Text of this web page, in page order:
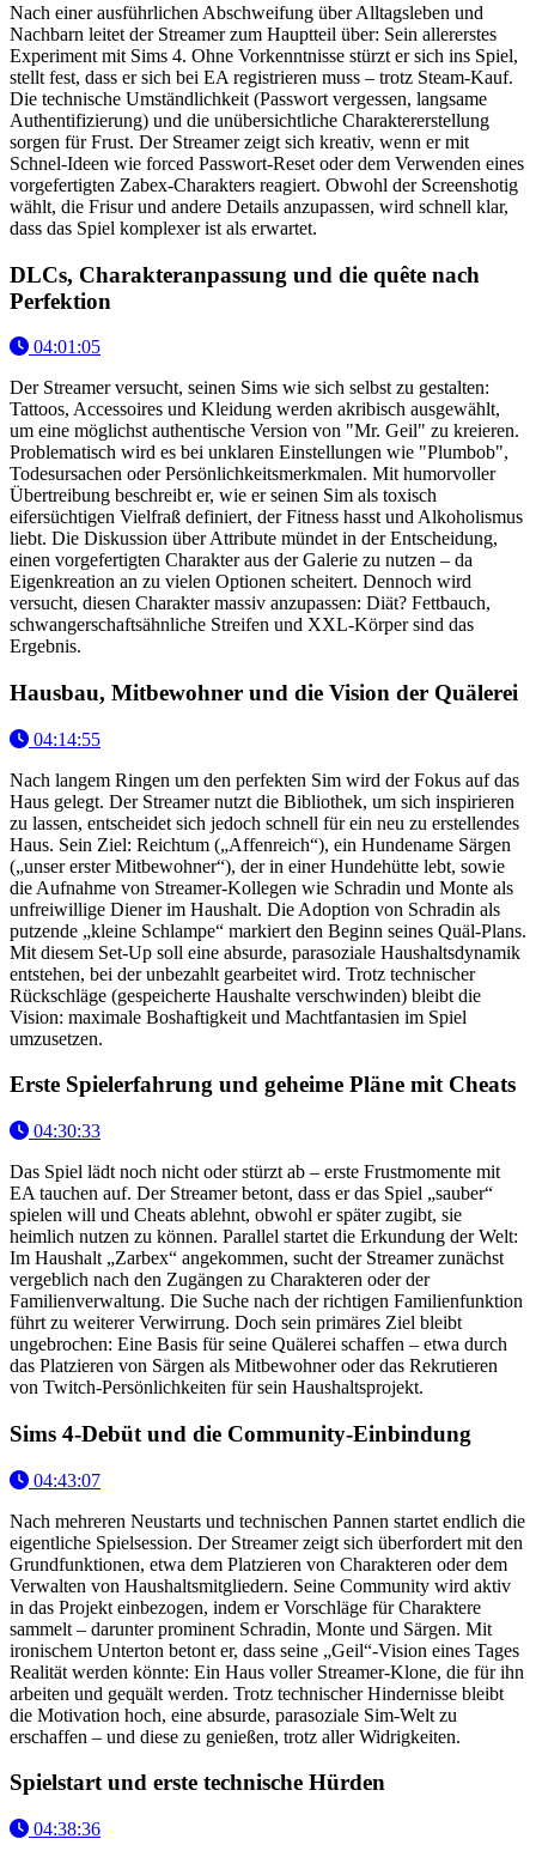
Nach einer ausführlichen Abschweifung über Alltagsleben und
Nachbarn leitet der Streamer zum Hauptteil über: Sein allererstes
Experiment mit Sims 4. Ohne Vorkenntnisse stürzt er sich ins Spiel,
stellt fest, dass er sich bei EA registrieren muss – trotz Steam-Kauf.
Die technische Umständlichkeit (Passwort vergessen, langsame
Authentifizierung) und die unübersichtliche Charaktererstellung
sorgen für Frust. Der Streamer zeigt sich kreativ, wenn er mit
Schnel-Ideen wie forced Passwort-Reset oder dem Verwenden eines
vorgefertigten Zabex-Charakters reagiert. Obwohl der Screenshotig
wählt, die Frisur und andere Details anzupassen, wird schnell klar,
dass das Spiel komplexer ist als erwartet.
DLCs, Charakteranpassung und die quête nach
Perfektion
04:01:05
Der Streamer versucht, seinen Sims wie sich selbst zu gestalten:
Tattoos, Accessoires und Kleidung werden akribisch ausgewählt,
um eine möglichst authentische Version von "Mr. Geil" zu kreieren.
Problematisch wird es bei unklaren Einstellungen wie "Plumbob",
Todesursachen oder Persönlichkeitsmerkmalen. Mit humorvoller
Übertreibung beschreibt er, wie er seinen Sim als toxisch
eifersüchtigen Vielfraß definiert, der Fitness hasst und Alkoholismus
liebt. Die Diskussion über Attribute mündet in der Entscheidung,
einen vorgefertigten Charakter aus der Galerie zu nutzen – da
Eigenkreation an zu vielen Optionen scheitert. Dennoch wird
versucht, diesen Charakter massiv anzupassen: Diät? Fettbauch,
schwangerschaftsähnliche Streifen und XXL-Körper sind das
Ergebnis.
Hausbau, Mitbewohner und die Vision der Quälerei
04:14:55
Nach langem Ringen um den perfekten Sim wird der Fokus auf das
Haus gelegt. Der Streamer nutzt die Bibliothek, um sich inspirieren
zu lassen, entscheidet sich jedoch schnell für ein neu zu erstellendes
Haus. Sein Ziel: Reichtum („Affenreich“), ein Hundename Särgen
(„unser erster Mitbewohner“), der in einer Hundehütte lebt, sowie
die Aufnahme von Streamer-Kollegen wie Schradin und Monte als
unfreiwillige Diener im Haushalt. Die Adoption von Schradin als
putzende „kleine Schlampe“ markiert den Beginn seines Quäl-Plans.
Mit diesem Set-Up soll eine absurde, parasoziale Haushaltsdynamik
entstehen, bei der unbezahlt gearbeitet wird. Trotz technischer
Rückschläge (gespeicherte Haushalte verschwinden) bleibt die
Vision: maximale Boshaftigkeit und Machtfantasien im Spiel
umzusetzen.
Erste Spielerfahrung und geheime Pläne mit Cheats
04:30:33
Das Spiel lädt noch nicht oder stürzt ab – erste Frustmomente mit
EA tauchen auf. Der Streamer betont, dass er das Spiel „sauber“
spielen will und Cheats ablehnt, obwohl er später zugibt, sie
heimlich nutzen zu können. Parallel startet die Erkundung der Welt:
Im Haushalt „Zarbex“ angekommen, sucht der Streamer zunächst
vergeblich nach den Zugängen zu Charakteren oder der
Familienverwaltung. Die Suche nach der richtigen Familienfunktion
führt zu weiterer Verwirrung. Doch sein primäres Ziel bleibt
ungebrochen: Eine Basis für seine Quälerei schaffen – etwa durch
das Platzieren von Särgen als Mitbewohner oder das Rekrutieren
von Twitch-Persönlichkeiten für sein Haushaltsprojekt.
Sims 4-Debüt und die Community-Einbindung
04:43:07
Nach mehreren Neustarts und technischen Pannen startet endlich die
eigentliche Spielsession. Der Streamer zeigt sich überfordert mit den
Grundfunktionen, etwa dem Platzieren von Charakteren oder dem
Verwalten von Haushaltsmitgliedern. Seine Community wird aktiv
in das Projekt einbezogen, indem er Vorschläge für Charaktere
sammelt – darunter prominent Schradin, Monte und Särgen. Mit
ironischem Unterton betont er, dass seine „Geil“-Vision eines Tages
Realität werden könnte: Ein Haus voller Streamer-Klone, die für ihn
arbeiten und gequält werden. Trotz technischer Hindernisse bleibt
die Motivation hoch, eine absurde, parasoziale Sim-Welt zu
erschaffen – und diese zu genießen, trotz aller Widrigkeiten.
Spielstart und erste technische Hürden
04:38:36